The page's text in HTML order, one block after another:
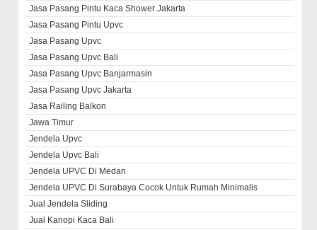
Jasa Pasang Pintu Kaca Shower Jakarta
Jasa Pasang Pintu Upvc
Jasa Pasang Upvc
Jasa Pasang Upvc Bali
Jasa Pasang Upvc Banjarmasin
Jasa Pasang Upvc Jakarta
Jasa Railing Balkon
Jawa Timur
Jendela Upvc
Jendela Upvc Bali
Jendela UPVC Di Medan
Jendela UPVC Di Surabaya Cocok Untuk Rumah Minimalis
Jual Jendela Sliding
Jual Kanopi Kaca Bali